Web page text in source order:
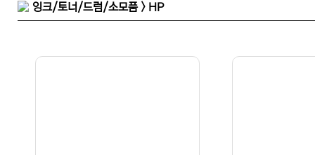
잉크/토너/드럼/소모품 > HP